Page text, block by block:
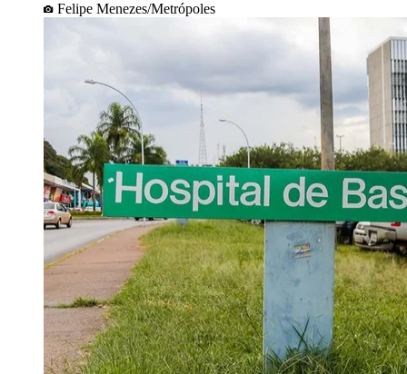
Felipe Menezes/Metrópoles